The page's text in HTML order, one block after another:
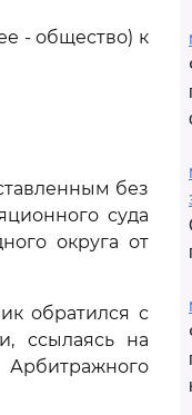
- общество) к
без
суда
округа от
обратился с
ссылаясь на
Арбитражного